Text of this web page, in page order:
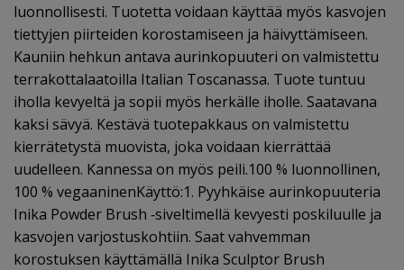
luonnollisesti. Tuotetta voidaan käyttää myös kasvojen
tiettyjen piirteiden korostamiseen ja häivyttämiseen.
Kauniin hehkun antava aurinkopuuteri on valmistettu
terrakottalaatoilla Italian Toscanassa. Tuote tuntuu
iholla kevyeltä ja sopii myös herkälle iholle. Saatavana
kaksi sävyä. Kestävä tuotepakkaus on valmistettu
kierrätetystä muovista, joka voidaan kierrättää
uudelleen. Kannessa on myös peili.100 % luonnollinen,
100 % vegaaninenKäyttö:1. Pyyhkäise aurinkopuuteria
Inika Powder Brush ‑siveltimellä kevyesti poskiluulle ja
kasvojen varjostuskohtiin. Saat vahvemman
korostuksen käyttämällä Inika Sculptor Brush